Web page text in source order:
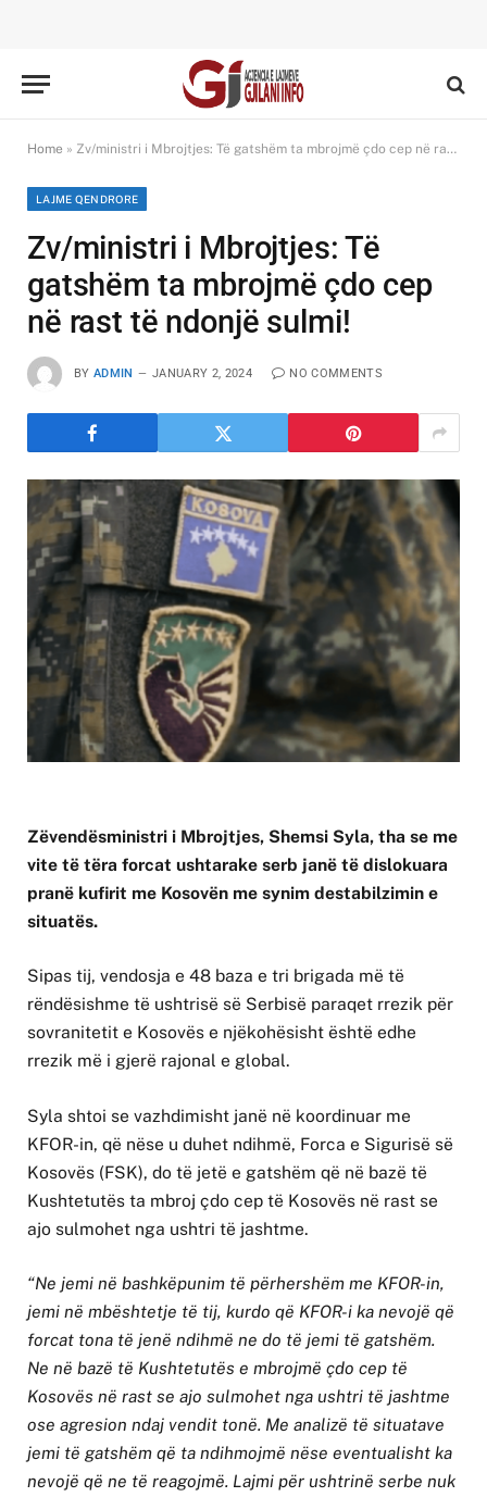
Home » Zv/ministri i Mbrojtjes: Të gatshëm ta mbrojmë çdo cep në rast të ndonjë sulmi!
LAJME QENDRORE
Zv/ministri i Mbrojtjes: Të
gatshëm ta mbrojmë çdo cep
në rast të ndonjë sulmi!
BY ADMIN JANUARY 2, 2024 NO COMMENTS
Zëvendësministri i Mbrojtjes, Shemsi Syla, tha se me
vite të tëra forcat ushtarake serb janë të dislokuara
pranë kufirit me Kosovën me synim destabilzimin e
situatës.
Sipas tij, vendosja e 48 baza e tri brigada më të
rëndësishme të ushtrisë së Serbisë paraqet rrezik për
sovranitetit e Kosovës e njëkohësisht është edhe
rrezik më i gjerë rajonal e global.
Syla shtoi se vazhdimisht janë në koordinuar me
KFOR-in, që nëse u duhet ndihmë, Forca e Sigurisë së
Kosovës (FSK), do të jetë e gatshëm që në bazë të
Kushtetutës ta mbroj çdo cep të Kosovës në rast se
ajo sulmohet nga ushtri të jashtme.
“Ne jemi në bashkëpunim të përhershëm me KFOR-in,
jemi në mbështetje të tij, kurdo që KFOR-i ka nevojë që
forcat tona të jenë ndihmë ne do të jemi të gatshëm.
Ne në bazë të Kushtetutës e mbrojmë çdo cep të
Kosovës në rast se ajo sulmohet nga ushtri të jashtme
ose agresion ndaj vendit tonë. Me analizë të situatave
jemi të gatshëm që ta ndihmojmë nëse eventualisht ka
nevojë që ne të reagojmë. Lajmi për ushtrinë serbe nuk